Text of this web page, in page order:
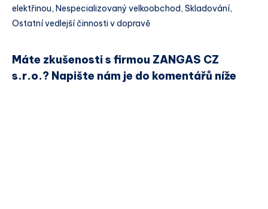
elektřinou, Nespecializovaný velkoobchod, Skladování,
Ostatní vedlejší činnosti v dopravě
Máte zkušenosti s firmou ZANGAS CZ
s.r.o.? Napište nám je do komentářů níže